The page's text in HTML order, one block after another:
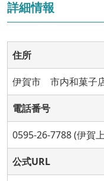
詳細情報
住所
伊賀市 市内和菓子
電話番号
0595-26-7788 (伊賀
公式URL